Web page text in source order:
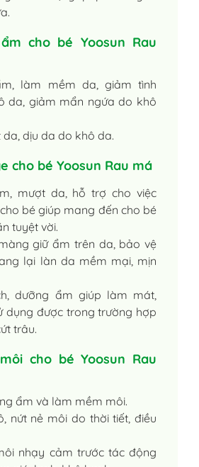
cho bé Yoosun Rau
làm mềm da, giảm tình
da, giảm mẩn ngứa do khô
dịu da do khô da.
cho bé Yoosun Rau má
mượt da, hỗ trợ cho việc
bé giúp mang đến cho bé
tuyệt vời.
giữ ẩm trên da, bảo vệ
lại làn da mềm mại, mịn
dưỡng ẩm giúp làm mát,
dụng được trong trường hợp
trâu.
cho bé Yoosun Rau
ẩm và làm mềm môi.
nứt nẻ môi do thời tiết, điều
nhạy cảm trước tác động